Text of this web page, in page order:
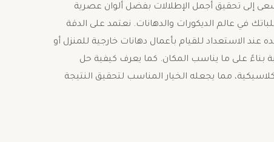
إلى تحقيق أجمل الإطلالات بفضل ألوان عصرية
في عالم الديكورات والدهانات. نعتمد على الدقة
عند الاستعداد للقيام بأعمال دهانات خارجية للمنزل أو
بناءً على ما يناسب المكان. كما يعرف كيفية حل
مما يجعله الخيار المناسب لتحقيق النتيجة